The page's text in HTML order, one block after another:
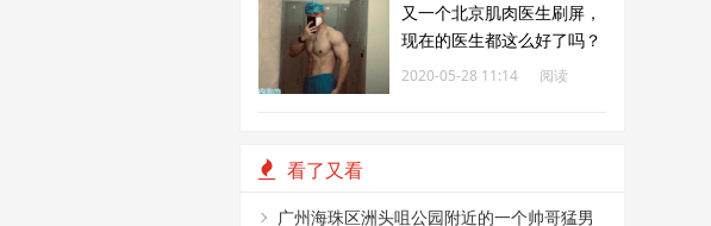
又一个北京肌肉医生刷屏，
现在的医生都这么好了吗？
2020-05-28 11:14
阅读
看了又看
广州海珠区洲头咀公园附近的一个帅哥猛男